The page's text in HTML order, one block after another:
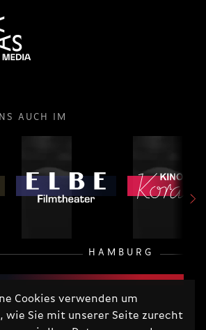
Cookies verwenden um
wie Sie mit unserer Seite zurecht
AUCH IM
HAMBURG